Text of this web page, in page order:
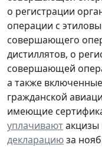
о регистрации
операции с
совершающего
дистиллятов, о
совершающей
а также
гражданской
имеющие
уплачиваютакцизы
декларациюза